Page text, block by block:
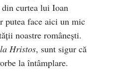
curtea lui Ioan
putea face aici un mic
noastre româneşti.
Hristos, sunt sigur că
la întâmplare.